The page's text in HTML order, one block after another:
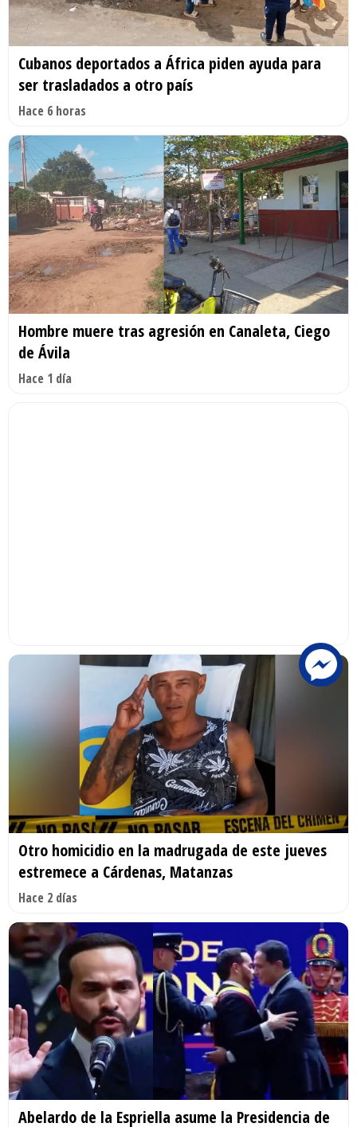
Cubanos deportados a África piden ayuda para
ser trasladados a otro país
Hace 6 horas
Hombre muere tras agresión en Canaleta, Ciego
de Ávila
Hace 1 día
Otro homicidio en la madrugada de este jueves
estremece a Cárdenas, Matanzas
Hace 2 días
Abelardo de la Espriella asume la Presidencia de